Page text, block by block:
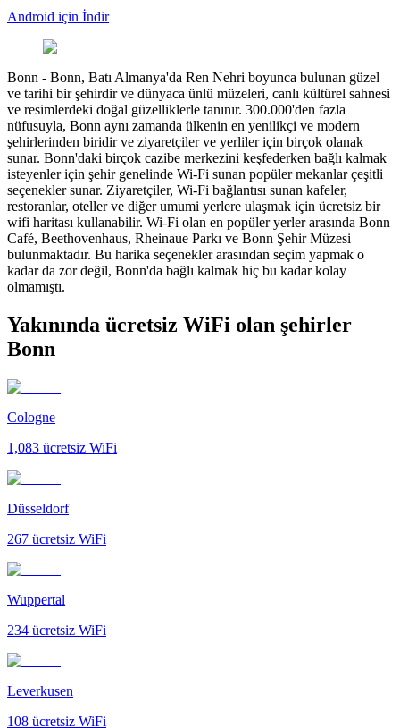
Android için İndir
Bonn - Bonn, Batı Almanya'da Ren Nehri boyunca bulunan güzel
ve tarihi bir şehirdir ve dünyaca ünlü müzeleri, canlı kültürel sahnesi
ve resimlerdeki doğal güzelliklerle tanınır. 300.000'den fazla
nüfusuyla, Bonn aynı zamanda ülkenin en yenilikçi ve modern
şehirlerinden biridir ve ziyaretçiler ve yerliler için birçok olanak
sunar. Bonn'daki birçok cazibe merkezini keşfederken bağlı kalmak
isteyenler için şehir genelinde Wi-Fi sunan popüler mekanlar çeşitli
seçenekler sunar. Ziyaretçiler, Wi-Fi bağlantısı sunan kafeler,
restoranlar, oteller ve diğer umumi yerlere ulaşmak için ücretsiz bir
wifi haritası kullanabilir. Wi-Fi olan en popüler yerler arasında Bonn
Café, Beethovenhaus, Rheinaue Parkı ve Bonn Şehir Müzesi
bulunmaktadır. Bu harika seçenekler arasından seçim yapmak o
kadar da zor değil, Bonn'da bağlı kalmak hiç bu kadar kolay
olmamıştı.
Yakınında ücretsiz WiFi olan şehirler
Bonn
Cologne
1,083 ücretsiz WiFi
Düsseldorf
267 ücretsiz WiFi
Wuppertal
234 ücretsiz WiFi
Leverkusen
108 ücretsiz WiFi